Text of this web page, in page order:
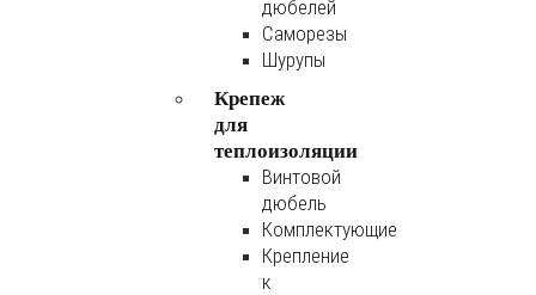
дюбелей
Саморезы
Шурупы
Крепеж
для
теплоизоляции
Винтовой
дюбель
Комплектующие
Крепление
к